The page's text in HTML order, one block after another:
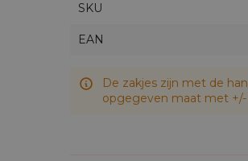
SKU
EAN
De zakjes zijn met de
opgegeven maat met